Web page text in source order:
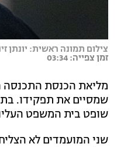
צילום תמונה ראשית: יונתן
זמן צפייה: 03:34
מליאת הכנסת התכנסה
שמסיים את תפקידו.
שופט בית המשפט